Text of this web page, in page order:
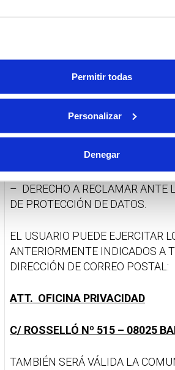
Permitir todas
Personalizar
Denegar
– OPONERSE AL TRATAMIENTO
PERSONALES CUANDO
– DERECHO A LA
– DERECHO A RETIRAR EL
– DERECHO A RECLAMAR ANTE
DE PROTECCIÓN DE DATOS.
EL USUARIO PUEDE EJERCITAR
ANTERIORMENTE INDICADOS A
DIRECCIÓN DE CORREO POSTAL:
ATT. OFICINA PRIVACIDAD
C/ ROSSELLÓ Nº 515 – 08025
TAMBIÉN SERÁ VÁLIDA LA